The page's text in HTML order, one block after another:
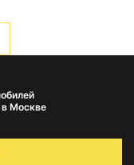
Москве